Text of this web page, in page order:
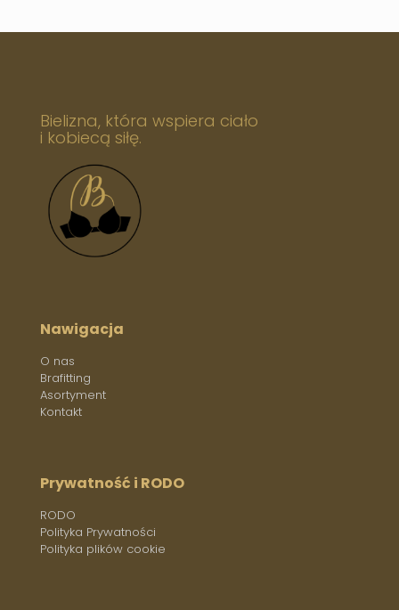
Bielizna, która wspiera ciało
i kobiecą siłę.
Nawigacja
O nas
Brafitting
Asortyment
Kontakt
Prywatność i RODO
RODO
Polityka Prywatności
Polityka plików cookie